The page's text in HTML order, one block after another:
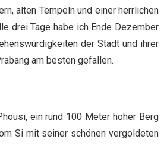
alten Tempeln und einer herrlichen
drei Tage habe ich Ende Dezember
der Stadt und ihrer
am besten gefallen.
ein rund 100 Meter hoher Berg
Si mit seiner schönen vergoldeten